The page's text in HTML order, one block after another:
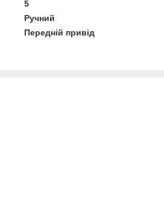
5
Ручний
Передній привід